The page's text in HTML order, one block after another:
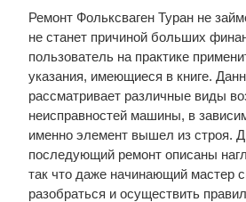
Ремонт Фольксваген Туран не
не станет причиной больших
пользователь на практике
указания, имеющиеся в книге.
рассматривает различные виды
неисправностей машины, в
именно элемент вышел из строя.
последующий ремонт описаны
так что даже начинающий мастер
разобраться и осуществить